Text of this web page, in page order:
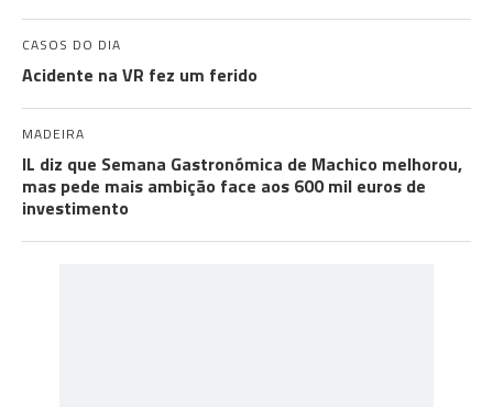
CASOS DO DIA
Acidente na VR fez um ferido
MADEIRA
IL diz que Semana Gastronómica de Machico melhorou,
mas pede mais ambição face aos 600 mil euros de
investimento